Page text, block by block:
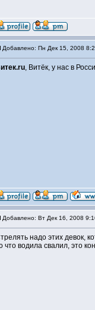
Добавлено: Пн Дек 15, 2008
, Витёк, у нас в
Добавлено: Вт Дек 16, 2008
надо этих девок,
что водила свалил, это